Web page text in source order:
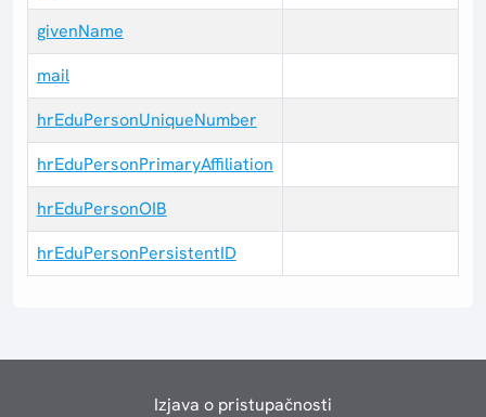
givenName
mail
hrEduPersonUniqueNumber
hrEduPersonPrimaryAffiliation
hrEduPersonOIB
hrEduPersonPersistentID
Izjava o pristupačnosti